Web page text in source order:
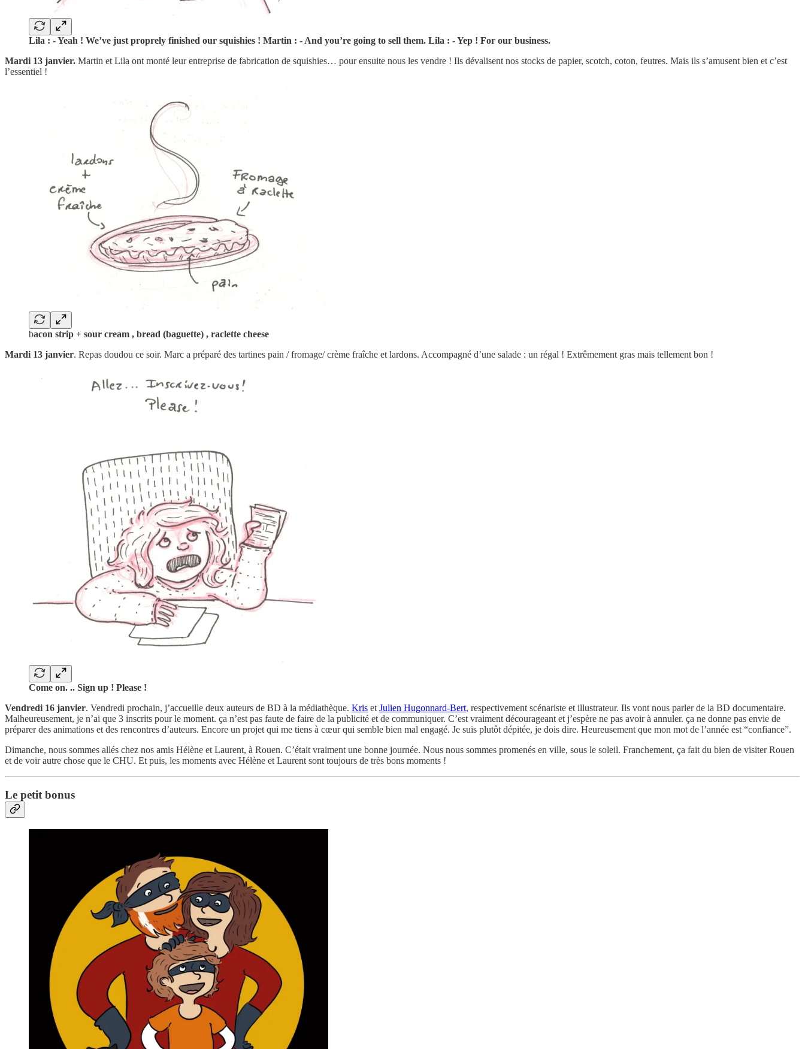
Lila : - Yeah ! We’ve just proprely finished our squishies ! Martin : - And you’re going to sell them. Lila : - Yep ! For our business.
Mardi 13 janvier. Martin et Lila ont monté leur entreprise de fabrication de squishies… pour ensuite nous les vendre ! Ils dévalisent nos stocks de papier, scotch, coton, feutres. Mais ils s’amusent bien et c’est
l’essentiel !
bacon strip + sour cream , bread (baguette) , raclette cheese
Mardi 13 janvier. Repas doudou ce soir. Marc a préparé des tartines pain / fromage/ crème fraîche et lardons. Accompagné d’une salade : un régal ! Extrêmement gras mais tellement bon !
Come on. .. Sign up ! Please !
Vendredi 16 janvier. Vendredi prochain, j’accueille deux auteurs de BD à la médiathèque. Kris etJulien Hugonnard-Bert, respectivement scénariste et illustrateur. Ils vont nous parler de la BD documentaire.
Malheureusement, je n’ai que 3 inscrits pour le moment. ça n’est pas faute de faire de la publicité et de communiquer. C’est vraiment décourageant et j’espère ne pas avoir à annuler. ça ne donne pas envie de
préparer des animations et des rencontres d’auteurs. Encore un projet qui me tiens à cœur qui semble bien mal engagé. Je suis plutôt dépitée, je dois dire. Heureusement que mon mot de l’année est “confiance”.
Dimanche, nous sommes allés chez nos amis Hélène et Laurent, à Rouen. C’était vraiment une bonne journée. Nous nous sommes promenés en ville, sous le soleil. Franchement, ça fait du bien de visiter Rouen
et de voir autre chose que le CHU. Et puis, les moments avec Hélène et Laurent sont toujours de très bons moments !
Le petit bonus